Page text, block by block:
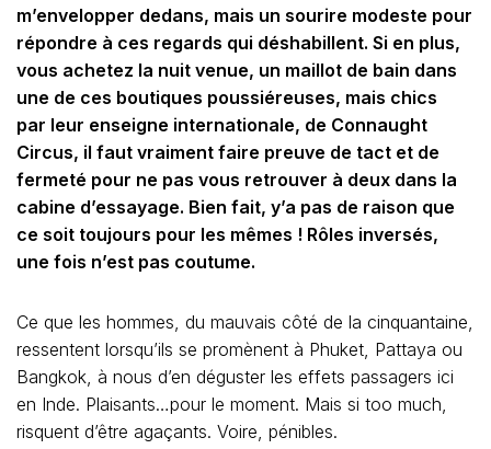
m’envelopper dedans, mais un sourire modeste pour
répondre à ces regards qui déshabillent. Si en plus,
vous achetez la nuit venue, un maillot de bain dans
une de ces boutiques poussiéreuses, mais chics
par leur enseigne internationale, de Connaught
Circus, il faut vraiment faire preuve de tact et de
fermeté pour ne pas vous retrouver à deux dans la
cabine d’essayage. Bien fait, y’a pas de raison que
ce soit toujours pour les mêmes ! Rôles inversés,
une fois n’est pas coutume.
Ce que les hommes, du mauvais côté de la cinquantaine,
ressentent lorsqu’ils se promènent à Phuket, Pattaya ou
Bangkok, à nous d’en déguster les effets passagers ici
en Inde. Plaisants…pour le moment. Mais si too much,
risquent d’être agaçants. Voire, pénibles.